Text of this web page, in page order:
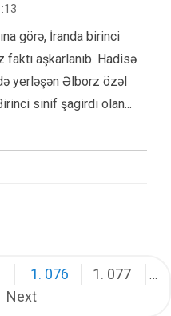
görə, İranda birinci
aşkarlanıb. Hadisə
yerləşən Əlborz özəl
sinif şagirdi olan...
1. 076 1. 077 …
Next